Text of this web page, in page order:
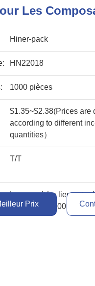
Les
Hiner-pack
HN22018
1000 pièces
$1.35~$2.38(Prices are
according to different
quantities）
T/T
La capacité a lieu entre
2500PCS~3000PCS/
Prix